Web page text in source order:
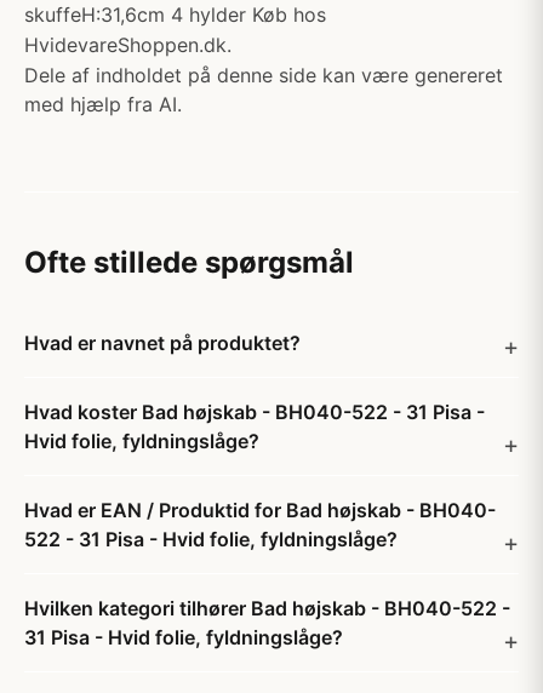
skuffeH:31,6cm 4 hylder Køb hos
HvidevareShoppen.dk.
Dele af indholdet på denne side kan være genereret
med hjælp fra AI.
Ofte stillede spørgsmål
Hvad er navnet på produktet?
Hvad koster Bad højskab - BH040-522 - 31 Pisa -
Hvid folie, fyldningslåge?
Hvad er EAN / Produktid for Bad højskab - BH040-
522 - 31 Pisa - Hvid folie, fyldningslåge?
Hvilken kategori tilhører Bad højskab - BH040-522 -
31 Pisa - Hvid folie, fyldningslåge?